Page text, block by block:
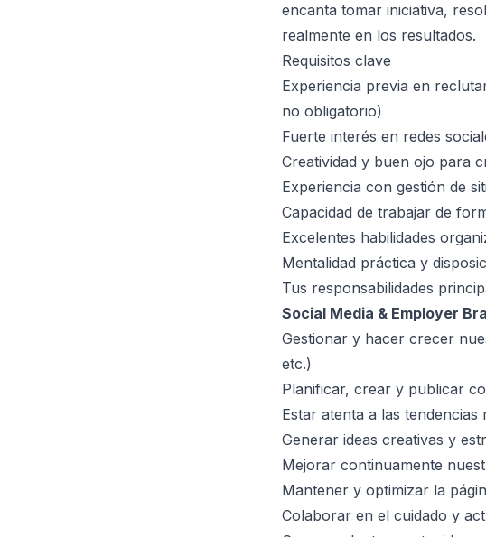
encanta tomar iniciativa,
realmente en los resultados.
Requisitos clave
Experiencia previa en
no obligatorio)
Fuerte interés en redes
Creatividad y buen ojo para
Experiencia con gestión de
Capacidad de trabajar de
Excelentes habilidades
Mentalidad práctica y
Tus responsabilidades
Social Media & Employer
Gestionar y hacer crecer
etc.)
Planificar, crear y publicar
Estar atenta a las
Generar ideas creativas y
Mejorar continuamente
Mantener y optimizar la
Colaborar en el cuidado y